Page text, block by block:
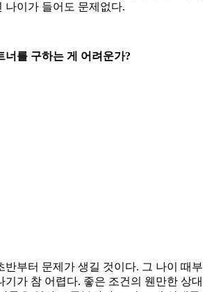
나이가 들어도 문제없다.
너를 구하는 게 어려운가?
반부터 문제가 생길 것이다. 그 나이 때부
기가 참 어렵다. 좋은 조건의 웬만한 상대